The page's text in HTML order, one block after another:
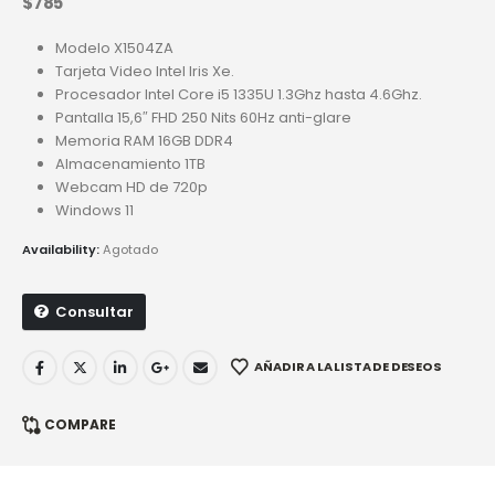
Modelo X1504ZA
Tarjeta Video Intel Iris Xe.
Procesador Intel Core i5 1335U 1.3Ghz hasta 4.6Ghz.
Pantalla 15,6″ FHD 250 Nits 60Hz anti-glare
Memoria RAM 16GB DDR4
Almacenamiento 1TB
Webcam HD de 720p
Windows 11
Availability:Agotado
Consultar
AÑADIR A LA LISTA DE DESEOS
COMPARE